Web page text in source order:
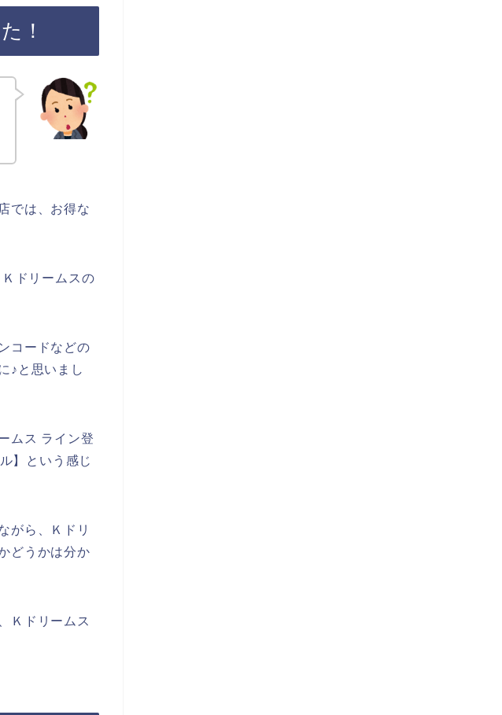
！
では、お得な
ドリームスの
コードなどの
♪と思いまし
ムス ライン登
】という感じ
がら、Ｋドリ
どうかは分か
Ｋドリームス